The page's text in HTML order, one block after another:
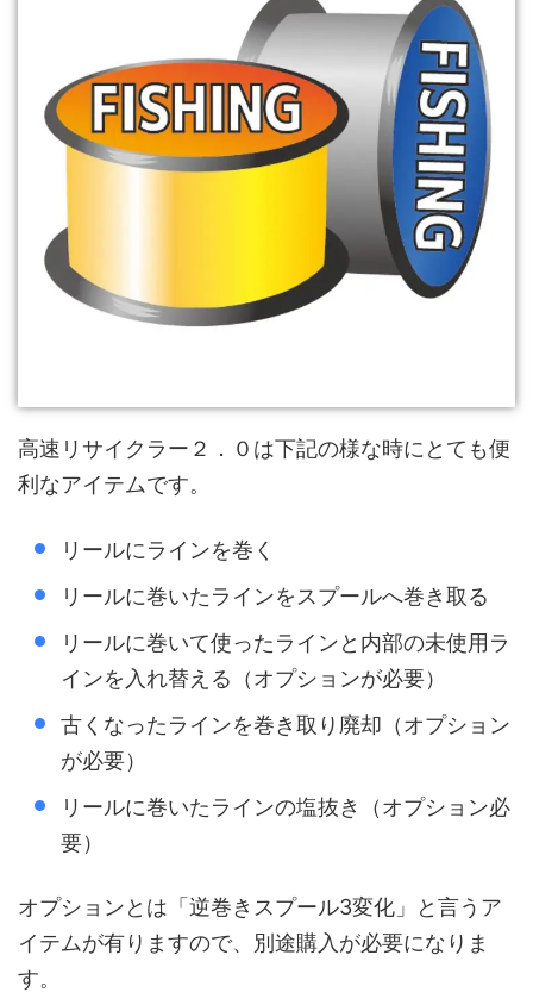
高速リサイクラー２．０は下記の様な時にとても便
利なアイテムです。
リールにラインを巻く
リールに巻いたラインをスプールへ巻き取る
リールに巻いて使ったラインと内部の未使用ラ
インを入れ替える（オプションが必要）
古くなったラインを巻き取り廃却（オプション
が必要）
リールに巻いたラインの塩抜き（オプション必
要）
オプションとは「逆巻きスプール3変化」と言うア
イテムが有りますので、別途購入が必要になりま
す。